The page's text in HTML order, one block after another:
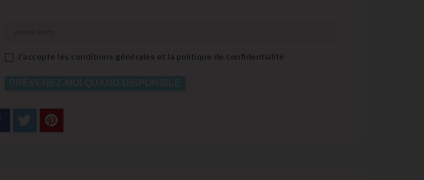
J'accepte les conditions générales et la politique de confidentialité